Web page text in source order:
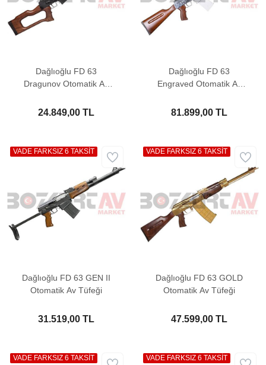
Dağlıoğlu FD 63
Dragunov Otomatik Av
24.849,00 TL
Dağlıoğlu FD 63
Engraved Otomatik Av
81.899,00 TL
Dağlıoğlu FD 63 GEN II
Otomatik Av Tüfeği
31.519,00 TL
VADE FARKSIZ 6 TAKSİT
Dağlıoğlu FD 63 GOLD
Otomatik Av Tüfeği
47.599,00 TL
VADE FARKSIZ 6 TAKSİT
VADE FARKSIZ 6 TAKSİT VADE FARKSIZ 6 TAKSİT